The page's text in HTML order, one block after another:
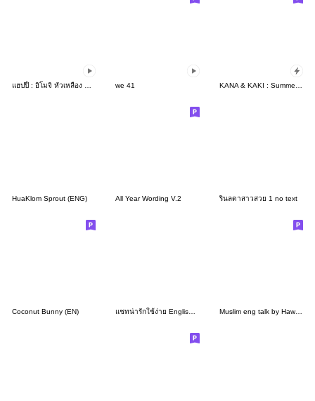
we 41
HuaKlom Sprout (ENG) All Year Wording V.2 รินลดาสาวสวย 1 no text
Coconut Bunny (EN) แชทน่ารักใช้ง่าย English V.1 Muslim eng talk by Hawa H.